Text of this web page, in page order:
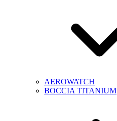
AEROWATCH
BOCCIA TITANIUM